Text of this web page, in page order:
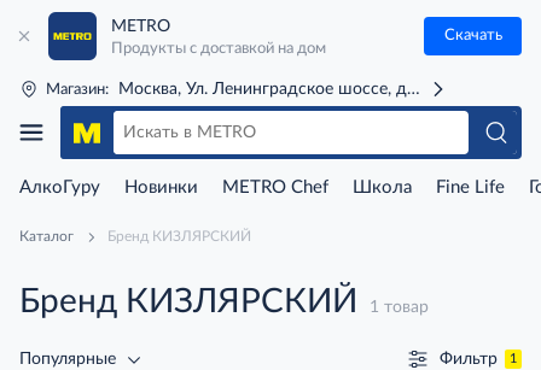
METRO
Продукты с доставкой на дом
Скачать
Магазин: Москва, Ул. Ленинградское шоссе, д. 71Г (м. Речной
АлкоГуру Новинки METRO Chef Школа Fine Life
Каталог Бренд КИЗЛЯРСКИЙ
Бренд КИЗЛЯРСКИЙ 1 товар
Популярные Фильтр 1